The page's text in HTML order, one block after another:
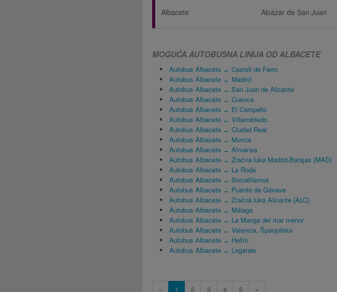
Albacete Alcázar de San Juan
MOGUĆA AUTOBUSNA LINIJA OD ALBACETE
Autobus Albacete ↔ Castell de Ferro
Autobus Albacete ↔ Madrid
Autobus Albacete ↔ San Juan de Alicante
Autobus Albacete ↔ Cuenca
Autobus Albacete ↔ El Campello
Autobus Albacete ↔ Villarrobledo
Autobus Albacete ↔ Ciudad Real
Autobus Albacete ↔ Murcia
Autobus Albacete ↔ Almansa
Autobus Albacete ↔ Zračna luka Madrid-Barajas (MAD)
Autobus Albacete ↔ La Roda
Autobus Albacete ↔ Socuéllamos
Autobus Albacete ↔ Puente de Génave
Autobus Albacete ↔ Zračna luka Alicante (ALC)
Autobus Albacete ↔ Málaga
Autobus Albacete ↔ La Manga del mar menor
Autobus Albacete ↔ Valencia, Španjolska
Autobus Albacete ↔ Hellín
Autobus Albacete ↔ Leganés
« 1 2 3 4 5 »